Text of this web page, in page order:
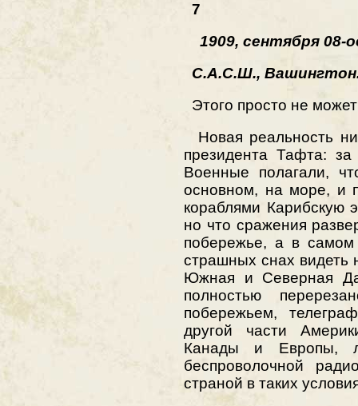
7
1909, сентября 08-
С.А.С.Ш.,
Этого просто не
Новая реальность
президента Тафта:
Военные полагали,
основном, на море, и
кораблями Карибскую
но что сражения
побережье, а в
страшных снах видеть
Южная и Северная
полностью
побережьем,
другой части
Канады и Европы,
беспроволочной
страной в таких